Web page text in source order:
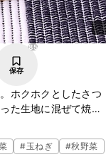
85
保存
ホクホクとしたさつ
た生地に混ぜて焼き
お試しください。
#玉ねぎ #秋野菜